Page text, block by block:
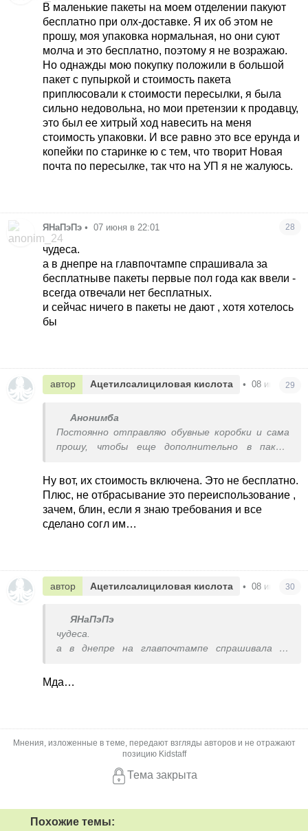
В маленькие пакеты на моем отделении пакуют
бесплатно при олх-доставке. Я их об этом не
прошу, моя упаковка нормальная, но они суют
молча и это бесплатно, поэтому я не возражаю.
Но однажды мою покупку положили в большой
пакет с пупыркой и стоимость пакета
приплюсовали к стоимости пересылки, я была
сильно недовольна, но мои претензии к продавцу,
это был ее хитрый ход навесить на меня
стоимость упаковки. И все равно это все ерунда и
копейки по старинке ю с тем, что творит Новая
почта по пересылке, так что на УП я не жалуюсь.
ЯНаПэПэ • 07 июня в 22:01 28
чудеса.
а в днепре на главпочтампе спрашивала за
бесплатныве пакеты первые пол года как ввели -
всегда отвечали нет бесплатных.
и сейчас ничего в пакеты не дают , хотя хотелось
бы
автор Ацетилсалициловая кислота • 08 июня в
29
Анонимба
Постоянно отправляю обувные коробки и сама
прошу, чтобы еще дополнительно в пакет
Уточняла в отделении несколько раз, ответ
четкий: ’пакеты уже давно БЕСПЛАТНЫЕ !
’для отправлений весом до 2 кг фирменные
Ну вот, их стоимость включена. Это не бесплатно.
Плюс, не отбрасывание это переиспользование ,
зачем, блин, если я знаю требования и все
сделано согл им…
автор Ацетилсалициловая кислота • 08 июня в
30
ЯНаПэПэ
чудеса.
а в днепре на главпочтампе спрашивала за
- всегда отвечали нет бесплатных.
Мда…
Мнения, изложенные в теме, передают взгляды авторов и не отражают
позицию Kidstaff
Тема закрыта
Похожие темы: